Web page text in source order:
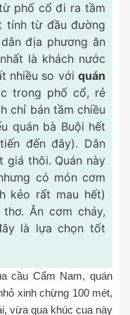
phố cổ đi ra tầm
tính từ đầu đường
địa phương ăn
là khách nước
nhiều so với quán
trong phố cổ, rẻ
chỉ bán tầm chiều
quán bà Buội hết
đến đây). Dân
giá thôi. Quán này
có món cơm
kẻo rất mau hết)
Ăn cơm cháy,
là lựa chọn tốt
cầu Cẩm Nam, quán
xinh chừng 100 mét,
vừa qua khúc cua này